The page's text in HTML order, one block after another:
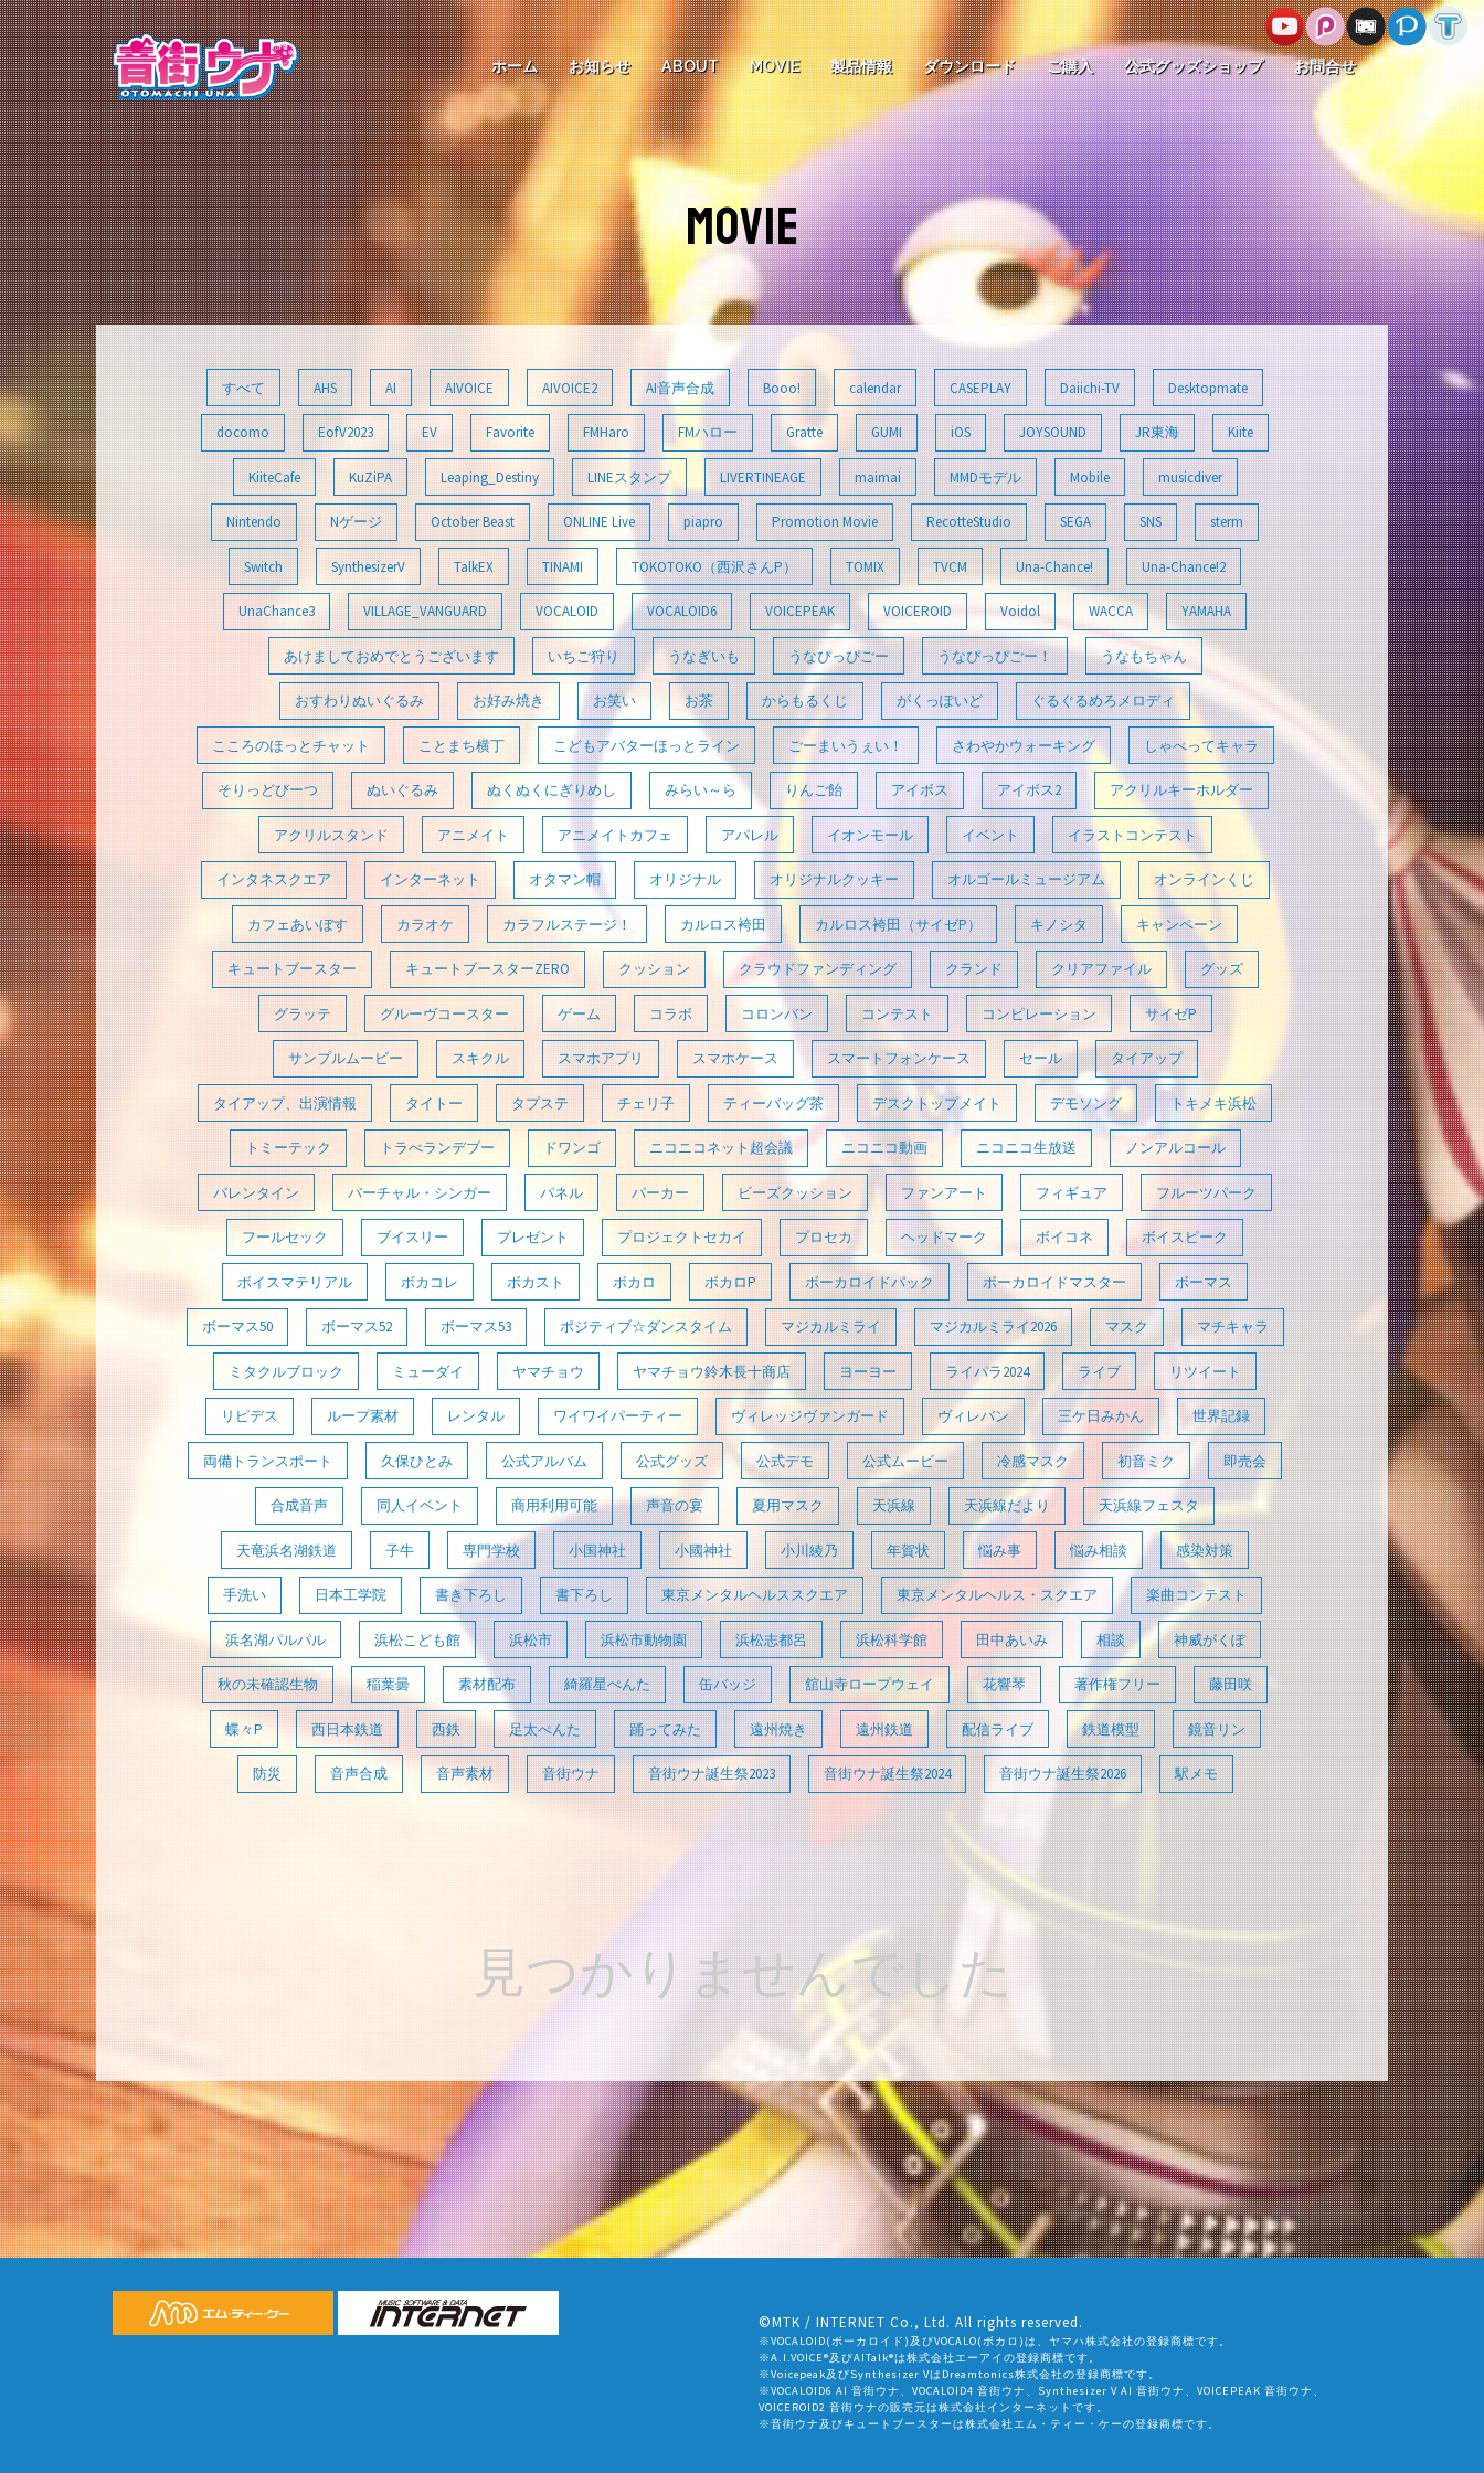
コ
ン
テ
ン
ツ
へ
ス
キ
ッ
プ
ホーム お知らせ ABOUT MOVIE 製品情報 ダウンロード ご購入 公式グッズショップ お問合せ
MOVIE
すべて AHS AI AIVOICE AIVOICE2 AI音声合成 Booo! calendar CASEPLAY Daiichi-TV Desktopmate
docomo EofV2023 EV Favorite FMHaro FMハロー Gratte GUMI iOS JOYSOUND JR東海 Kiite
KiiteCafe KuZiPA Leaping_Destiny LINEスタンプ LIVERTINEAGE maimai MMDモデル Mobile musicdiver
Nintendo Nゲージ October Beast ONLINE Live piapro Promotion Movie RecotteStudio SEGA SNS sterm
Switch SynthesizerV TalkEX TINAMI TOKOTOKO（西沢さんP） TOMIX TVCM Una-Chance! Una-Chance!2
UnaChance3 VILLAGE_VANGUARD VOCALOID VOCALOID6 VOICEPEAK VOICEROID Voidol WACCA YAMAHA
あけましておめでとうございます いちご狩り うなぎいも うなぴっぴごー うなぴっぴごー！ うなもちゃん
おすわりぬいぐるみ お好み焼き お笑い お茶 からもるくじ がくっぽいど ぐるぐるめろメロディ
こころのほっとチャット ことまち横丁 こどもアバターほっとライン ごーまいうぇい！ さわやかウォーキング しゃべってキャラ
そりっどびーつ ぬいぐるみ ぬくぬくにぎりめし みらい～ら りんご飴 アイボス アイボス2 アクリルキーホルダー
アクリルスタンド アニメイト アニメイトカフェ アパレル イオンモール イベント イラストコンテスト
インタネスクエア インターネット オタマン帽 オリジナル オリジナルクッキー オルゴールミュージアム オンラインくじ
カフェあいぼす カラオケ カラフルステージ！ カルロス袴田 カルロス袴田（サイゼP） キノシタ キャンペーン
キュートブースター キュートブースターZERO クッション クラウドファンディング クランド クリアファイル グッズ
グラッテ グルーヴコースター ゲーム コラボ コロンバン コンテスト コンピレーション サイゼP
サンプルムービー スキクル スマホアプリ スマホケース スマートフォンケース セール タイアップ
タイアップ、出演情報 タイトー タプステ チェリ子 ティーバッグ茶 デスクトップメイト デモソング トキメキ浜松
トミーテック トラべランデブー ドワンゴ ニコニコネット超会議 ニコニコ動画 ニコニコ生放送 ノンアルコール
バレンタイン バーチャル・シンガー パネル パーカー ビーズクッション ファンアート フィギュア フルーツパーク
フールセック ブイスリー プレゼント プロジェクトセカイ プロセカ ヘッドマーク ボイコネ ボイスピーク
ボイスマテリアル ボカコレ ボカスト ボカロ ボカロP ボーカロイドパック ボーカロイドマスター ボーマス
ボーマス50 ボーマス52 ボーマス53 ポジティブ☆ダンスタイム マジカルミライ マジカルミライ2026 マスク マチキャラ
ミタクルブロック ミューダイ ヤマチョウ ヤマチョウ鈴木長十商店 ヨーヨー ライパラ2024 ライブ リツイート
リピデス ループ素材 レンタル ワイワイパーティー ヴィレッジヴァンガード ヴィレバン 三ケ日みかん 世界記録
両備トランスポート 久保ひとみ 公式アルバム 公式グッズ 公式デモ 公式ムービー 冷感マスク 初音ミク 即売会
合成音声 同人イベント 商用利用可能 声音の宴 夏用マスク 天浜線 天浜線だより 天浜線フェスタ
天竜浜名湖鉄道 子牛 専門学校 小国神社 小國神社 小川綾乃 年賀状 悩み事 悩み相談 感染対策
手洗い 日本工学院 書き下ろし 書下ろし 東京メンタルヘルススクエア 東京メンタルヘルス・スクエア 楽曲コンテスト
浜名湖パルパル 浜松こども館 浜松市 浜松市動物園 浜松志都呂 浜松科学館 田中あいみ 相談 神威がくぽ
秋の未確認生物 稲葉曇 素材配布 綺羅星ぺんた 缶バッジ 舘山寺ロープウェイ 花響琴 著作権フリー 藤田咲
蝶々P 西日本鉄道 西鉄 足太ぺんた 踊ってみた 遠州焼き 遠州鉄道 配信ライブ 鉄道模型 鏡音リン
防災 音声合成 音声素材 音街ウナ 音街ウナ誕生祭2023 音街ウナ誕生祭2024 音街ウナ誕生祭2026 駅メモ
見つかりませんでした
©MTK / INTERNET Co., Ltd. All rights reserved.
※VOCALOID(ボーカロイド)及びVOCALO(ボカロ)は、ヤマハ株式会社の登録商標です。
※A.I.VOICE®及びAITalk®は株式会社エーアイの登録商標です。
※Voicepeak及びSynthesizer VはDreamtonics株式会社の登録商標です。
※VOCALOID6 AI 音街ウナ、VOCALOID4 音街ウナ、Synthesizer V AI 音街ウナ、VOICEPEAK 音街ウナ、
VOICEROID2 音街ウナの販売元は株式会社インターネットです。
※音街ウナ及びキュートブースターは株式会社エム・ティー・ケーの登録商標です。